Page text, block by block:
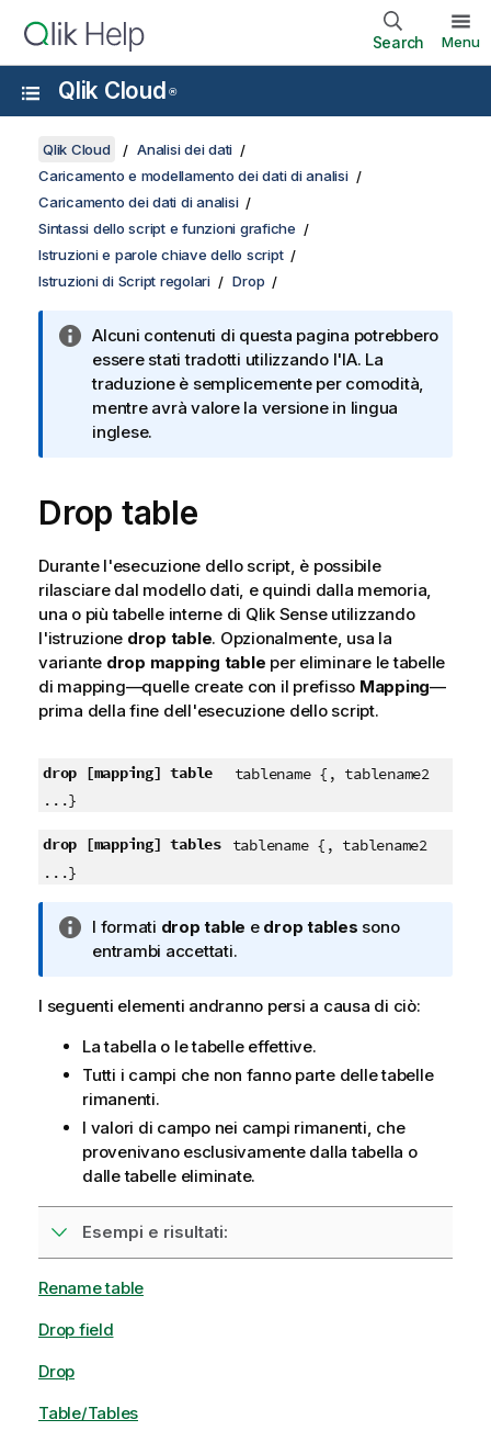
Search Menu
Qlik Cloud ®
Qlik Cloud
Analisi dei dati
Caricamento e modellamento dei dati di analisi
Caricamento dei dati di analisi
Sintassi dello script e funzioni grafiche
Istruzioni e parole chiave dello script
Istruzioni di Script regolari
Drop
Alcuni contenuti di questa pagina potrebbero
essere stati tradotti utilizzando l'IA. La
traduzione è semplicemente per comodità,
mentre avrà valore la versione in lingua
inglese.
Drop table
Durante l'esecuzione dello script, è possibile
rilasciare dal modello dati, e quindi dalla memoria,
una o più tabelle interne di Qlik Senseutilizzando
l'istruzione drop table. Opzionalmente, usa la
variante drop mapping table per eliminare le tabelle
di mapping—quelle create con il prefisso Mapping—
prima della fine dell'esecuzione dello script.
drop [mapping] table
tablename {, tablename2
...}
drop [mapping] tables
tablename {, tablename2
...}
N
o
a
n
f
o
c
a
I formati drop table e drop tables sono
entrambi accettati.
I seguenti elementi andranno persi a causa di ciò:
La tabella o le tabelle effettive.
Tutti i campi che non fanno parte delle tabelle
rimanenti.
I valori di campo nei campi rimanenti, che
provenivano esclusivamente dalla tabella o
dalle tabelle eliminate.
Esempi e risultati:
Rename table
Drop field
Drop
Table/Tables